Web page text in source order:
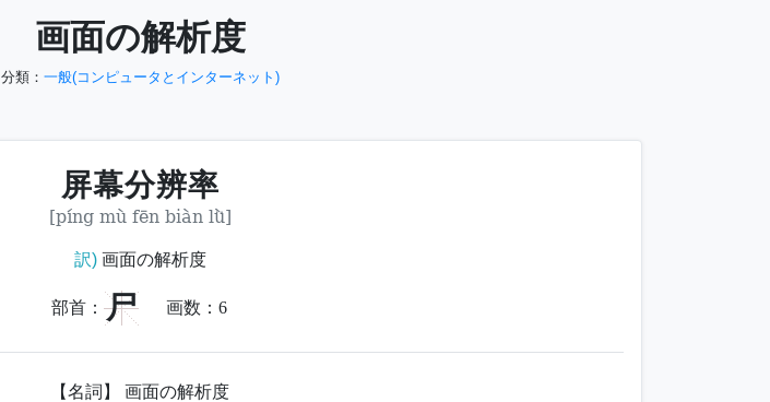
画面の解析度
分類： 一般(コンピュータとインターネット)
屏幕分辨率
[píng mù fēn biàn lǜ]
訳)画面の解析度
部首： 尸 画数： 6
【名詞】 画面の解析度